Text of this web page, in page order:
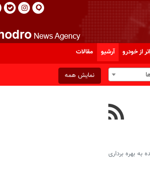
از خودرو آرشیو مقالات
نمایش همه
بهره برداری